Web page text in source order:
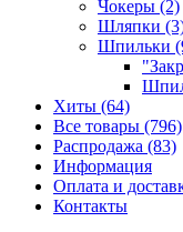
Чокеры (2)
Шляпки
Шпильки
Хиты (64)
Все товары (796)
Распродажа (83)
Информация
Оплата и
Контакты